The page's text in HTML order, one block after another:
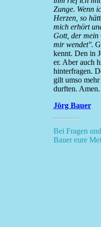
Zunge. Wenn
Herzen, so
mich erhört
Gott, der mein
mir wendet''.
kennt. Den in
er. Aber auch
hinterfragen.
gilt umso
durften. Amen.
Jörg Bauer
Bei Fragen
Bauer eure